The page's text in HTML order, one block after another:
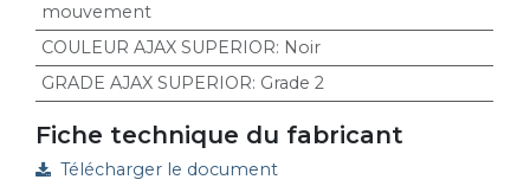
mouvement
COULEUR AJAX SUPERIOR: Noir
GRADE AJAX SUPERIOR: Grade 2
Fiche technique du fabricant
Télécharger le document